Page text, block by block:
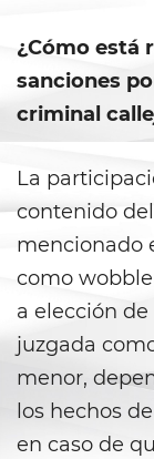
¿Cómo está
sanciones
criminal
La
contenido
mencionado
como
a elección
juzgada
menor,
los hechos
en caso de